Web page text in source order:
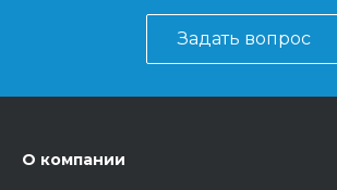
Задать вопрос
О компании